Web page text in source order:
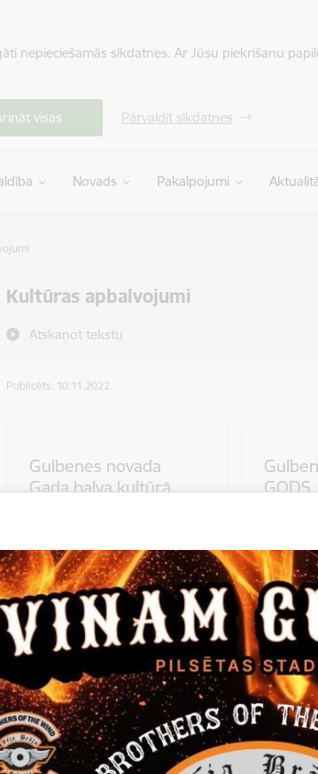
nepieciešamās sīkdatnes. Ar Jūsu piekrišanu
visas Pārvaldīt sīkdatnes
Novads Pakalpojumi
Kultūras apbalvojumi
Atskaņot tekstu
Publicēts: 10.11.2022.
Gulbenes novada
Gada balva kultūrā
GODS